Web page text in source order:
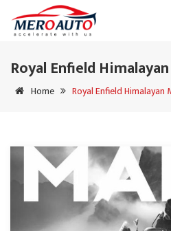
Royal Enfield
Home Royal Enfield Himalayan